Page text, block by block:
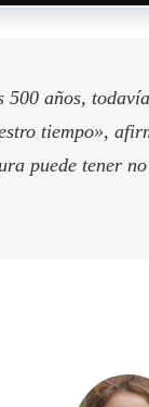
500 años,
tiempo»,
puede tener